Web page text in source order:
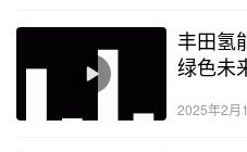
丰田氢
绿色未
2025年2月